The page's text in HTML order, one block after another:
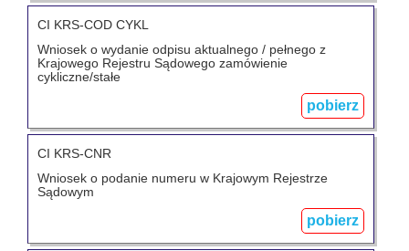
CI KRS-COD CYKL
Wniosek o wydanie odpisu aktualnego / pełnego z
Krajowego Rejestru Sądowego zamówienie
cykliczne/stałe
pobierz
CI KRS-CNR
Wniosek o podanie numeru w Krajowym Rejestrze
Sądowym
pobierz